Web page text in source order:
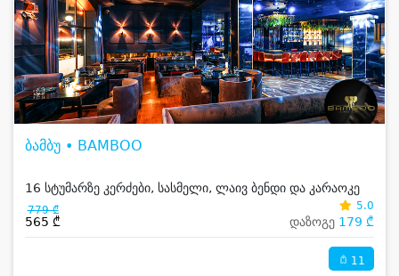
ბამბუ • BAMBOO
16 სტუმარზე კერძები, სასმელი, ლაივ ბენდი და კარაოკე
779 ₾
565 ₾
5.0
დაზოგე 179 ₾
11